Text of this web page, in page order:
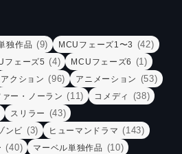
独作品 (9) MCUフェーズ1〜3 (42)
フェーズ5 (4) MCUフェーズ6 (1)
アクション (96) アニメーション (53)
ー・ノーラン (11) コメディ (38)
スリラー (43)
ンビ (3) ヒューマンドラマ (143)
(40) マーベル単独作品 (10)